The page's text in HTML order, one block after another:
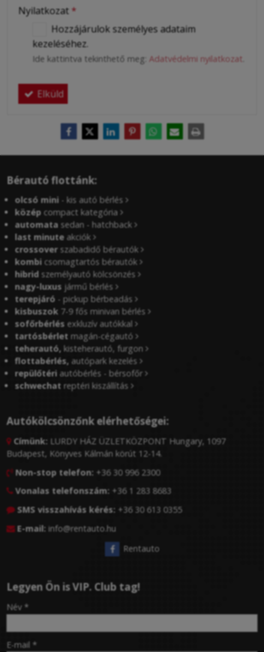
Nyilatkozat *
Hozzájárulok személyes adataim
kezeléséhez.
Ide kattintva tekinthető meg: Adatvédelmi nyilatkozat
Elküld
Bérautó flottánk:
olcsó mini - kis autó bérlés
közép compact kategória
automata sedan - hatchback
last minute akciók
crossover szabadidő bérautók
kombi csomagtartós bérautók
hibrid személyautó kölcsönzés
nagy-luxus jármű bérlés
terepjáró - pickup bérbeadás
kisbuszok 7-9 fős minivan bérlés
sofőrbérlés exkluzív autókkal
tartósbérlet magán-cégautó
teherautó, kisteherautó, furgon
flottabérlés, autópark kezelés
repülőtéri autóbérlés - bérsofőr
schwechat reptéri kiszállítás
Autókölcsönzőnk elérhetőségei:
 Címünk: LURDY HÁZ ÜZLETKÖZPONT Hungary, 1097
Budapest, Könyves Kálmán körút 12-14.
 Non-stop telefon: +36 30 996 2300
 Vonalas telefonszám: +36 1 283 8683
 SMS visszahívás kérés: +36 30 613 0355
 E-mail: info@rentauto.hu
Rentauto
Legyen Ön is VIP. Club tag!
-
-
Név *
E-mail *